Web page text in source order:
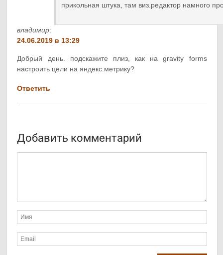
прикольная штука, там виз.редактор намного
владимир:
24.06.2019 в 13:29
Добрый день. подскажите плиз, как на gravity forms
настроить цели на яндекс.метрику?
Ответить
Добавить комментарий